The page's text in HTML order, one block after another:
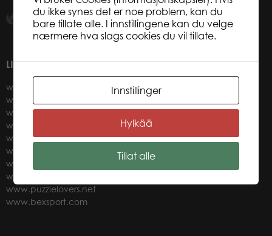
Applikasjoner
Arkiverte produkter
Nederlands
Français
Deutsch
Norsk
LINKER
www.herostoys.de
www.plasto.fi
www.chrom.no
www.crimescene.net
www.gamestormstudio.com
www.lumostars.com
www.molkky.com
www.alias.eu
www.puzzlelovers.net
www.bexsport.com
du ikke synes det er noe problem, kan du
bare tillate alle. I innstillingene kan du velge
nærmere hva slags cookies du vil tillate.
Innstillinger
Hylkää
Tillat alle